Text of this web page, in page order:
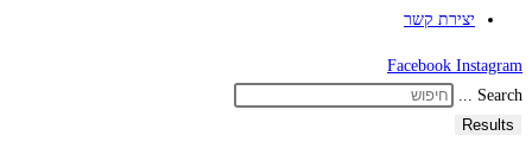
יצירת קשר
Facebook Instagram
Search ...
Results